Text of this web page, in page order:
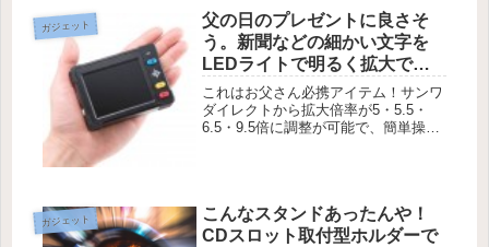
Bluetoothイヤホンとなっ...
ガジェット
父の日のプレゼントに良さそ
う。新聞などの細かい文字を
LEDライトで明るく拡大でき
る電子ルーペが発売
これはお父さん必携アイテム！サンワ
ダイレクトから拡大倍率が5・5.5・
6.5・9.5倍に調整が可能で、簡単操作
ガジェット
こんなスタンドあったんや！
CDスロット取付型ホルダーで